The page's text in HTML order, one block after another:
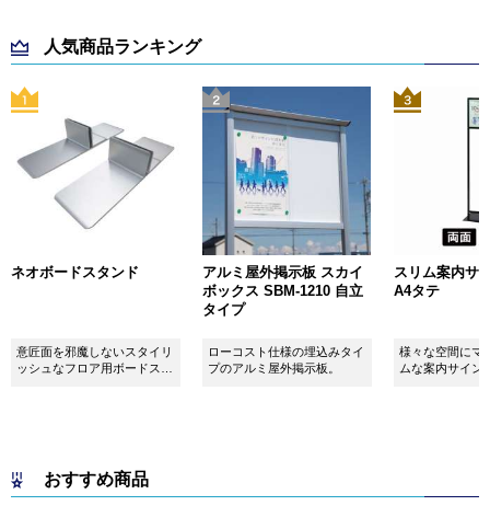
人気商品ランキング
ネオボードスタンド
意匠面を邪魔しないスタイリ
ッシュなフロア用ボードスタ
アルミ屋外掲示板 スカイ
ボックス SBM-1210 自立
タイプ
ローコスト仕様の埋込みタイ
プのアルミ屋外掲示板。
スリム案内サ
A4タテ
様々な空間にマ
ムな案内サイン
おすすめ商品